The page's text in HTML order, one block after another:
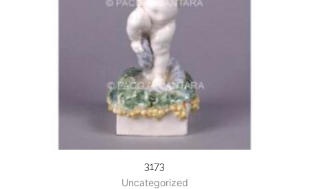
3173
Uncategorized